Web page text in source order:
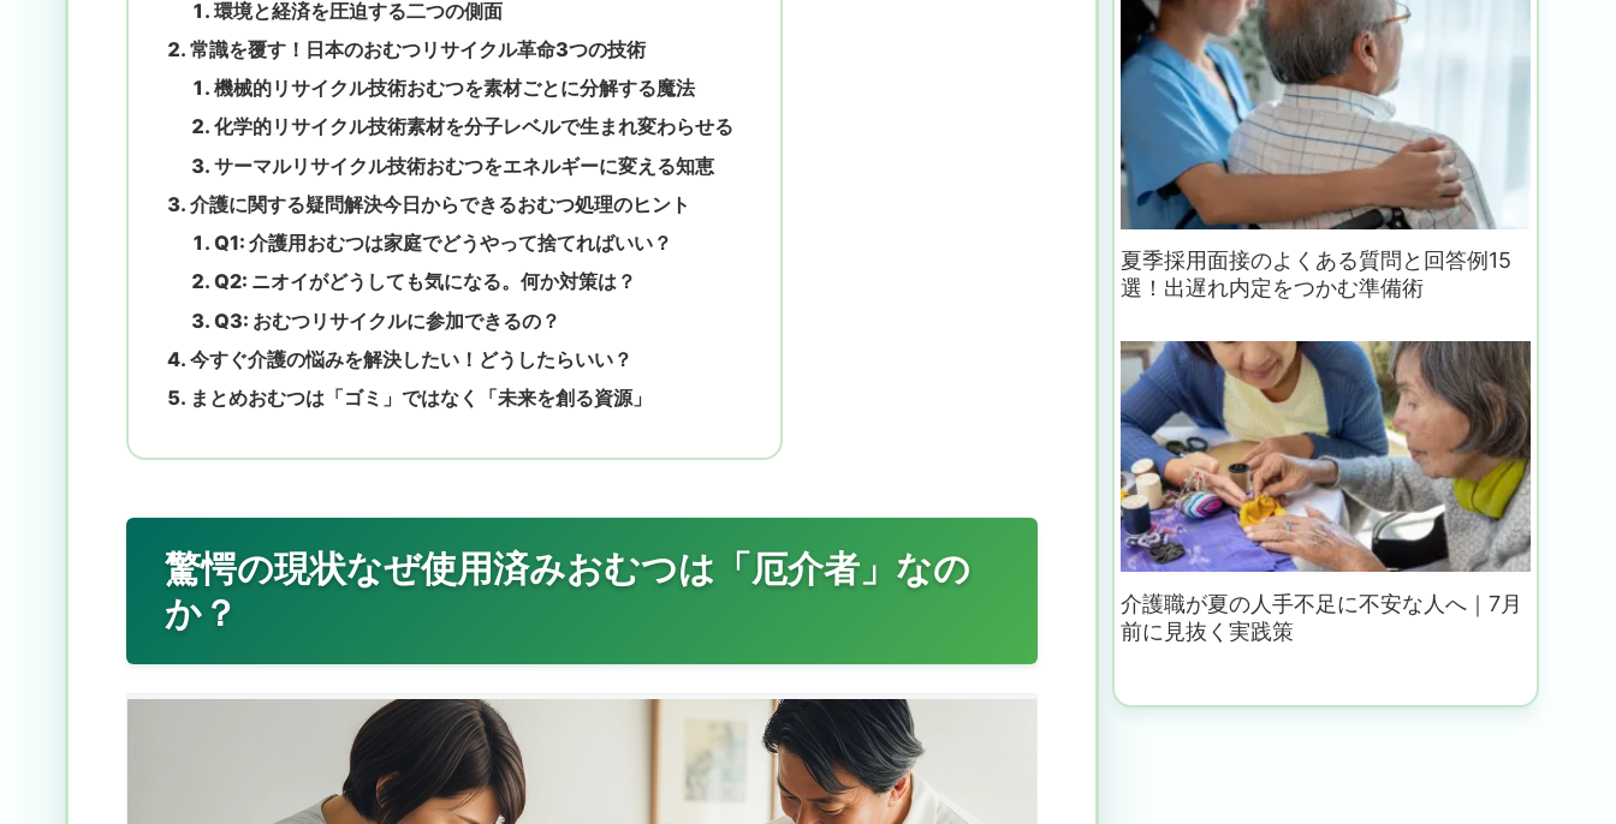
環境と経済を圧迫する二つの側面
常識を覆す！日本のおむつリサイクル革命3つの技術
機械的リサイクル技術おむつを素材ごとに分解する魔法
化学的リサイクル技術素材を分子レベルで生まれ変わらせる
サーマルリサイクル技術おむつをエネルギーに変える知恵
介護に関する疑問解決今日からできるおむつ処理のヒント
Q1: 介護用おむつは家庭でどうやって捨てればいい？
Q2: ニオイがどうしても気になる。何か対策は？
Q3: おむつリサイクルに参加できるの？
今すぐ介護の悩みを解決したい！どうしたらいい？
まとめおむつは「ゴミ」ではなく「未来を創る資源」
驚愕の現状なぜ使用済みおむつは「厄介者」なの
か？
夏季採用面接のよくある質問と回答例15
選！出遅れ内定をつかむ準備術
介護職が夏の人手不足に不安な人へ｜7月
前に見抜く実践策